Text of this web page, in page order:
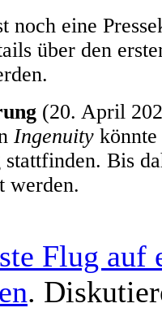
noch eine
über den
(20. April
Ingenuity
stattfinden. Bis
werden.
Flug auf
.